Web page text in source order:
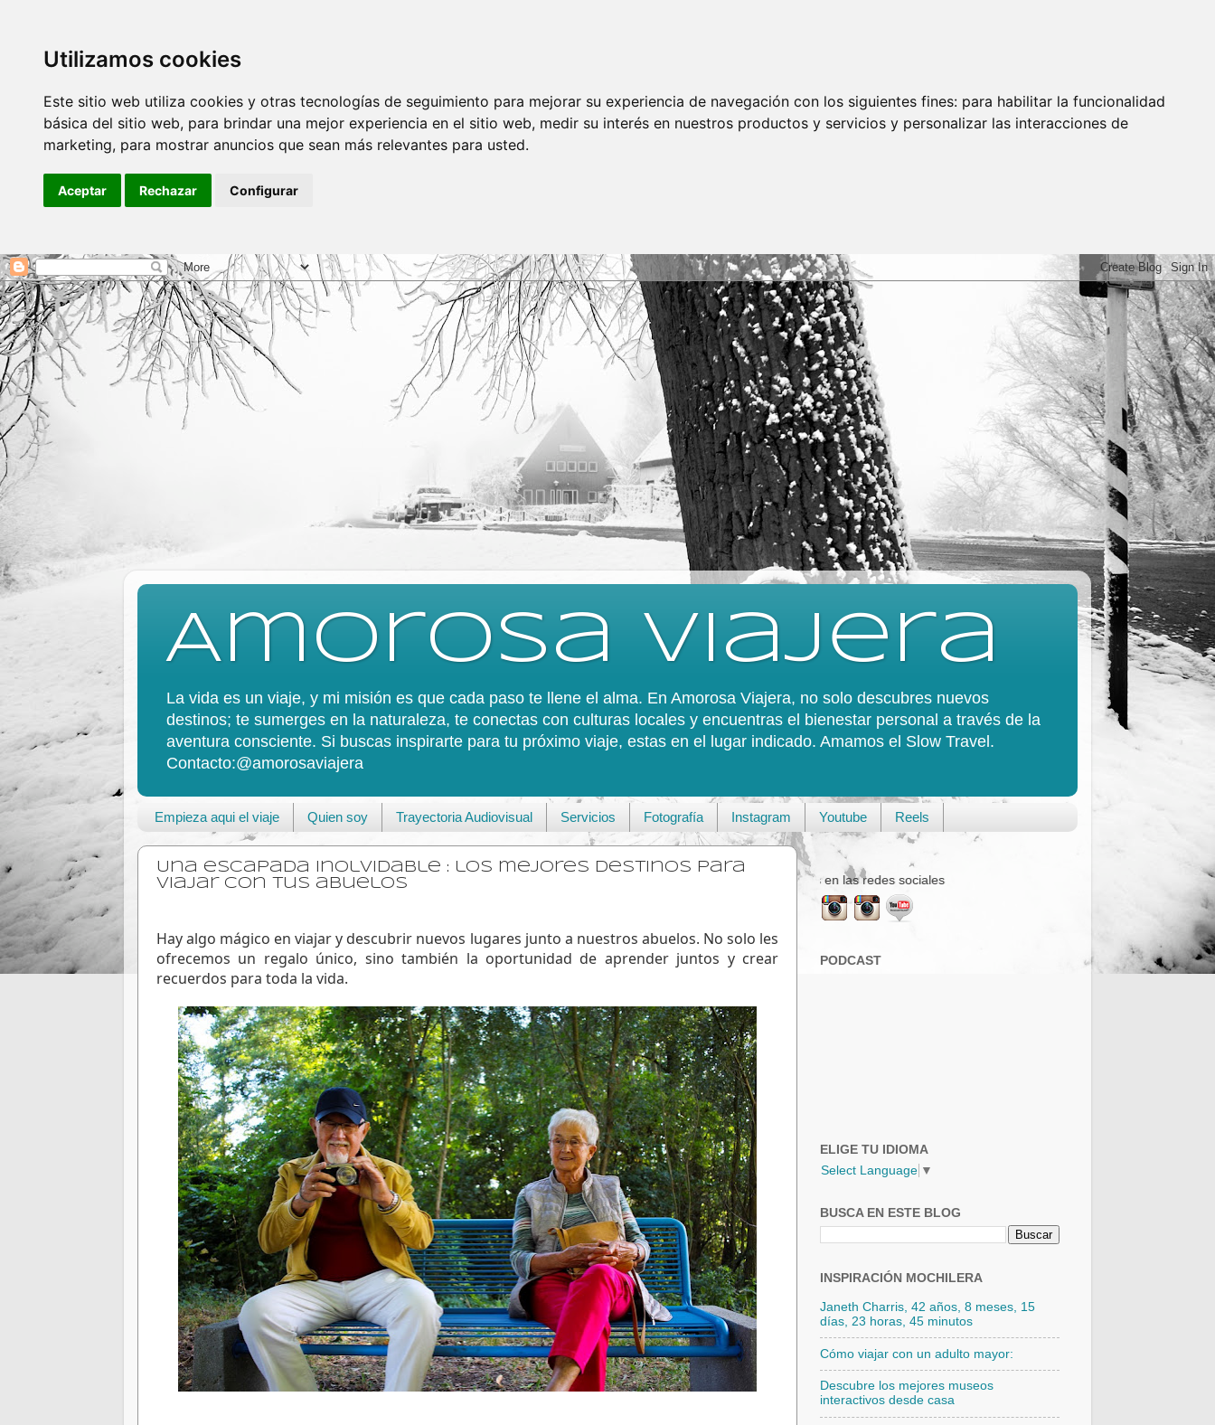
Utilizamos cookies
Este sitio web utiliza cookies y otras tecnologías de seguimiento para mejorar su experiencia de navegación con los siguientes fines: para habilitar la funcionalidad
básica del sitio web, para brindar una mejor experiencia en el sitio web, medir su interés en nuestros productos y servicios y personalizar las interacciones de
marketing, para mostrar anuncios que sean más relevantes para usted.
Aceptar Rechazar Configurar
Amorosa viajera
La vida es un viaje, y mi misión es que cada paso te llene el alma. En Amorosa Viajera, no solo descubres nuevos
destinos; te sumerges en la naturaleza, te conectas con culturas locales y encuentras el bienestar personal a través de la
aventura consciente. Si buscas inspirarte para tu próximo viaje, estas en el lugar indicado. Amamos el Slow Travel.
Contacto:@amorosaviajera
Empieza aqui el viaje Quien soy Trayectoria Audiovisual Servicios Fotografía Instagram Youtube Reels
Una escapada inolvidable : los mejores destinos para
viajar con tus abuelos
Hay algo mágico en viajar y descubrir nuevos lugares junto a nuestros abuelos. No solo les
ofrecemos un regalo único, sino también la oportunidad de aprender juntos y crear
recuerdos para toda la vida.
Sigue mis viajes en las redes sociales
PODCAST
ELIGE TU IDIOMA
Select Language ▼
BUSCA EN ESTE BLOG
INSPIRACIÓN MOCHILERA
Janeth Charris, 42 años, 8 meses, 15
días, 23 horas, 45 minutos
Cómo viajar con un adulto mayor:
Descubre los mejores museos
interactivos desde casa